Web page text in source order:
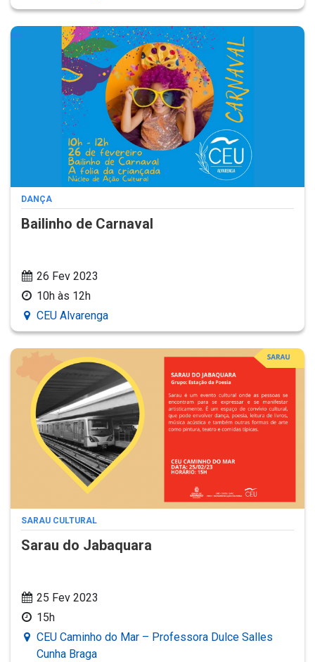
DANÇA
Bailinho de Carnaval
26 Fev 2023
10h às 12h
CEU Alvarenga
SARAU CULTURAL
Sarau do Jabaquara
25 Fev 2023
15h
CEU Caminho do Mar – Professora Dulce Salles
Cunha Braga